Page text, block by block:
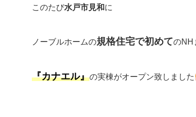
このたび水戸市見和に
ノーブルホームの規格住宅で初めてのNH
『カナエル』の実棟がオープン致しました